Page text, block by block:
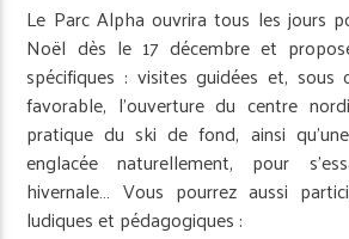
Le Parc Alpha ouvrira tous les jours
Noël dès le 17 décembre et
spécifiques : visites guidées et,
favorable, l’ouverture du centre
pratique du ski de fond, ainsi
englacée naturellement, pour
hivernale… Vous pourrez aussi
ludiques et pédagogiques :